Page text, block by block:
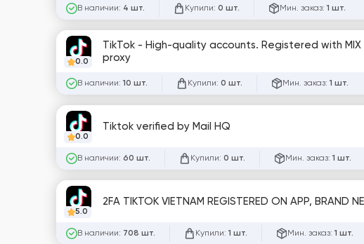
В наличии: 4 шт. Купили: 0 шт. Мин. заказ: 1 шт.
0.0
TikTok - High-quality accounts. Registered with MIX ip
proxy
В наличии: 10 шт. Купили: 0 шт. Мин. заказ: 1 шт.
0.0
Tiktok verified by Mail HQ
В наличии: 60 шт. Купили: 0 шт. Мин. заказ: 1 шт.
5.0
2FA TIKTOK VIETNAM REGISTERED ON APP, BRAND
В наличии: 708 шт. Купили: 1 шт. Мин. заказ: 1 шт.